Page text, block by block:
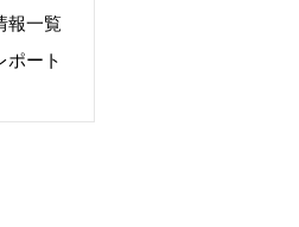
報一覧
ポート